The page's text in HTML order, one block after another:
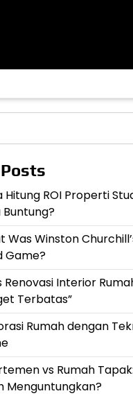
Hitung ROI Properti
Was Winston
Game?
Renovasi Interior
Terbatas”
Rumah dengan
vs Rumah
Menguntungkan?